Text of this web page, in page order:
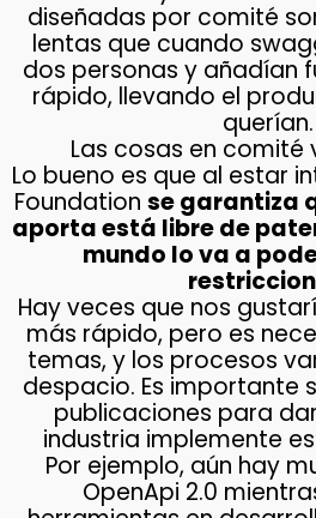
diseñadas por comité
lentas que cuando
dos personas y añadían
rápido, llevando el
querían.
Las cosas en comité
Lo bueno es que al estar
Foundation se garantiza
aporta está libre de
mundo lo va a
Hay veces que nos
más rápido, pero es
temas, y los procesos
despacio. Es importante
publicaciones para
industria implemente
Por ejemplo, aún hay
OpenApi 2.0